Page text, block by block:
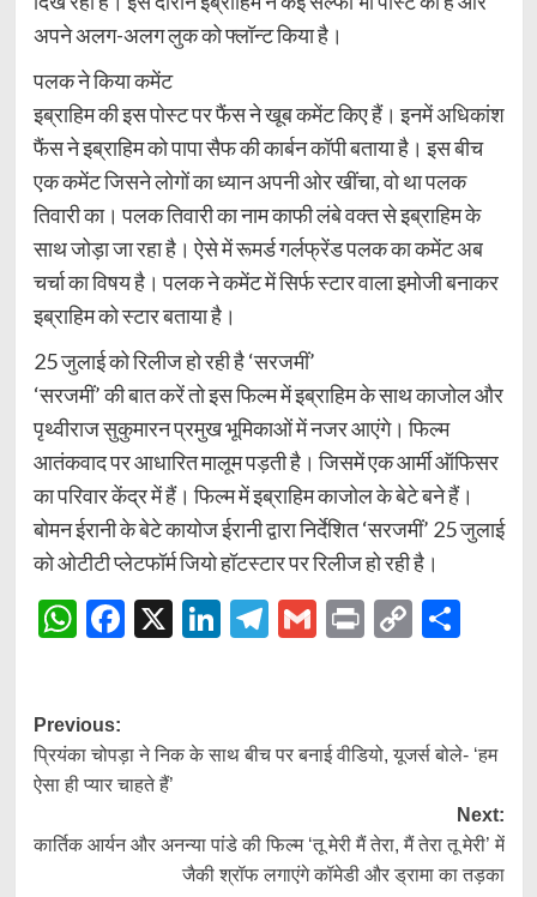
अपने अलग-अलग लुक को फ्लॉन्ट किया है।
पलक ने किया कमेंट
इब्राहिम की इस पोस्ट पर फैंस ने खूब कमेंट किए हैं। इनमें अधिकांश
फैंस ने इब्राहिम को पापा सैफ की कार्बन कॉपी बताया है। इस बीच
एक कमेंट जिसने लोगों का ध्यान अपनी ओर खींचा, वो था पलक
तिवारी का। पलक तिवारी का नाम काफी लंबे वक्त से इब्राहिम के
साथ जोड़ा जा रहा है। ऐसे में रूमर्ड गर्लफ्रेंड पलक का कमेंट अब
चर्चा का विषय है। पलक ने कमेंट में सिर्फ स्टार वाला इमोजी बनाकर
इब्राहिम को स्टार बताया है।
25 जुलाई को रिलीज हो रही है ‘सरजमीं’
‘सरजमीं’ की बात करें तो इस फिल्म में इब्राहिम के साथ काजोल और
पृथ्वीराज सुकुमारन प्रमुख भूमिकाओं में नजर आएंगे। फिल्म
आतंकवाद पर आधारित मालूम पड़ती है। जिसमें एक आर्मी ऑफिसर
का परिवार केंद्र में हैं। फिल्म में इब्राहिम काजोल के बेटे बने हैं।
बोमन ईरानी के बेटे कायोज ईरानी द्वारा निर्देशित ‘सरजमीं’ 25 जुलाई
को ओटीटी प्लेटफॉर्म जियो हॉटस्टार पर रिलीज हो रही है।
WhatsApp
Facebook
X LinkedIn
Telegram
Gmail
Print
Copy
Post
navigation
Previous:
प्रियंका चोपड़ा ने निक के साथ बीच पर बनाई वीडियो, यूजर्स बोले- ‘हम
ऐसा ही प्यार चाहते हैं’
Next:
कार्तिक आर्यन और अनन्या पांडे की फिल्म ‘तू मेरी मैं तेरा, मैं तेरा तू मेरी’ में
जैकी श्रॉफ लगाएंगे कॉमेडी और ड्रामा का तड़का